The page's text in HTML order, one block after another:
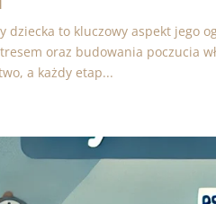
dziecka to kluczowy aspekt jego
oraz budowania poczucia
a każdy etap...